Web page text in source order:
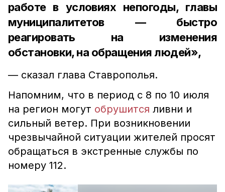
работе в условиях непогоды, главы
муниципалитетов — быстро
реагировать на изменения
обстановки, на обращения людей»,
— сказал глава Ставрополья.
Напомним, что в период с 8 по 10 июля
на регион могут обрушится ливни и
сильный ветер. При возникновении
чрезвычайной ситуации жителей просят
обращаться в экстренные службы по
номеру 112.